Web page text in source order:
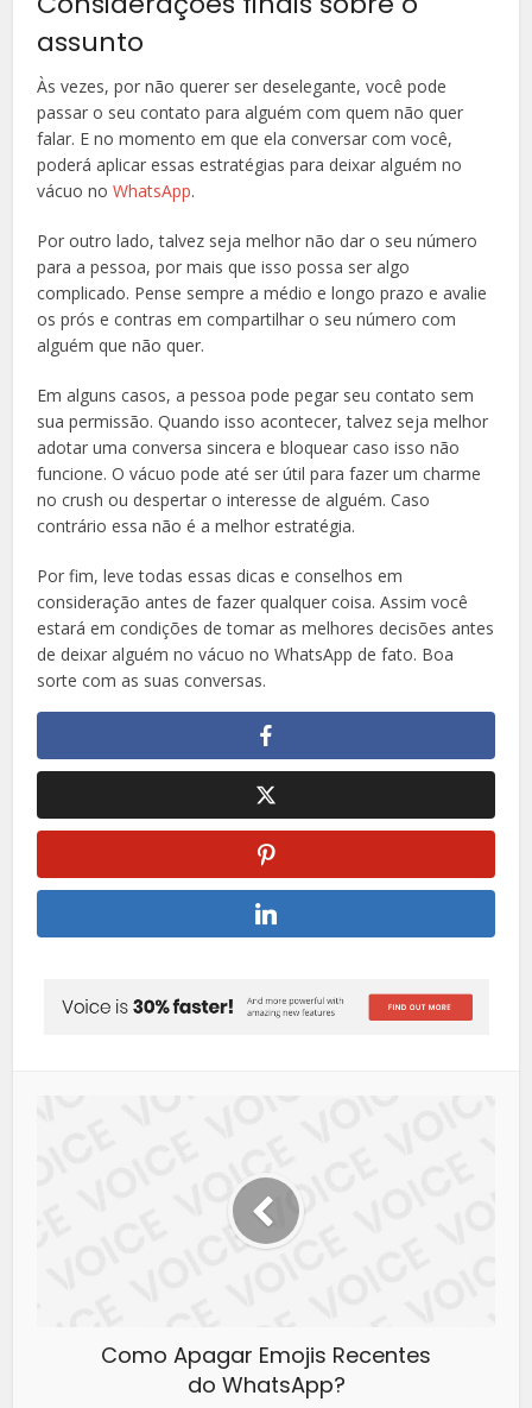
assunto
Às vezes, por não querer ser deselegante, você pode
passar o seu contato para alguém com quem não quer
falar. E no momento em que ela conversar com você,
poderá aplicar essas estratégias para deixar alguém no
vácuo noWhatsApp.
Por outro lado, talvez seja melhor não dar o seu número
para a pessoa, por mais que isso possa ser algo
complicado. Pense sempre a médio e longo prazo e avalie
os prós e contras em compartilhar o seu número com
alguém que não quer.
Em alguns casos, a pessoa pode pegar seu contato sem
sua permissão. Quando isso acontecer, talvez seja melhor
adotar uma conversa sincera e bloquear caso isso não
funcione. O vácuo pode até ser útil para fazer um charme
no crush ou despertar o interesse de alguém. Caso
contrário essa não é a melhor estratégia.
Por fim, leve todas essas dicas e conselhos em
consideração antes de fazer qualquer coisa. Assim você
estará em condições de tomar as melhores decisões antes
de deixar alguém no vácuo no WhatsApp de fato. Boa
sorte com as suas conversas.
Como Apagar Emojis Recentes
do WhatsApp?